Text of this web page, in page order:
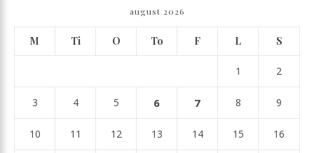
august 2026
M Ti O To F L S
1 2
3 4 5 6 7 8 9
10 11 12 13 14 15 16